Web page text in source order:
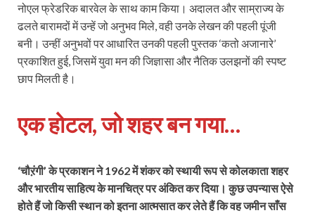
नोएल फ्रेडरिक बारवेल के साथ काम किया। अदालत और साम्राज्य के
ढलते बारामदों में उन्‍हें जो अनुभव मिले, वही उनके लेखन की पहली पूंजी
बनी। उन्हीं अनुभवों पर आधारित उनकी पहली पुस्तक ‘कतो अजानारे’
प्रकाशित हुई, जिसमें युवा मन की जिज्ञासा और नैतिक उलझनों की स्पष्ट
छाप मिलती है।
एक होटल, जो शहर बन गया…
‘चौऱंगी’ के प्रकाशन ने 1962 में शंकर को स्थायी रूप से कोलकाता शहर
और भारतीय साहित्य के मानचित्र पर अंकित कर दिया। कुछ उपन्यास ऐसे
होते हैं जो किसी स्थान को इतना आत्मसात कर लेते हैं कि वह जमीन साँस